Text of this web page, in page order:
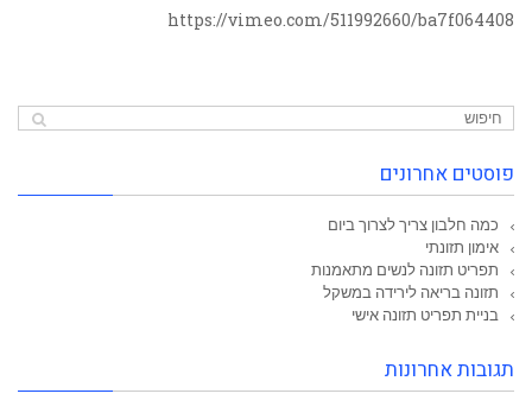
https://vimeo.com/511992660/ba7f064408
פוסטים אחרונים
כמה חלבון צריך לצרוך ביום
אימון תזונתי
תפריט תזונה לנשים מתאמנות
תזונה בריאה לירידה במשקל
בניית תפריט תזונה אישי
תגובות אחרונות